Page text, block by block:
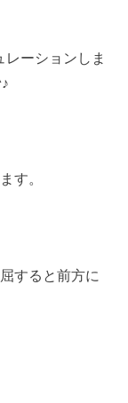
ーションしま
す。
すると前方に